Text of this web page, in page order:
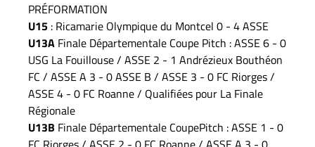
PRÉFORMATION
U15 : Ricamarie Olympique du Montcel 0 - 4 ASSE
U13A Finale Départementale Coupe Pitch : ASSE 6 - 0
USG La Fouillouse / ASSE 2 - 1 Andrézieux Bouthéon
FC / ASSE A 3 - 0 ASSE B / ASSE 3 - 0 FC Riorges /
ASSE 4 - 0 FC Roanne / Qualifiées pour La Finale
Régionale
U13B Finale Départementale CoupePitch : ASSE 1 - 0